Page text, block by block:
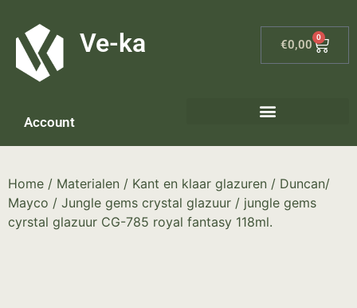
Ve-ka €0,00
0
Account
Home / Materialen / Kant en klaar glazuren / Duncan/
Mayco / Jungle gems crystal glazuur / jungle gems
cyrstal glazuur CG-785 royal fantasy 118ml.